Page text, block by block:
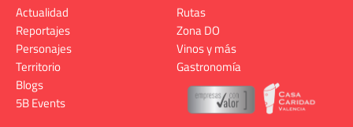
Actualidad
Reportajes
Personajes
Territorio
Rutas
Zona DO
Vinos y más
Gastronomía
Blogs
5B Events